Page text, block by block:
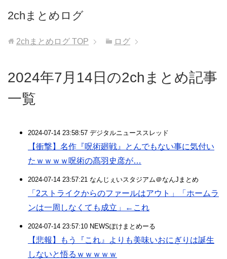
2chまとめログ
2chまとめログ TOP ログ
2024年7月14日の2chまとめ記事
一覧
2024-07-14 23:58:57 デジタルニューススレッド
【衝撃】名作『呪術廻戦』とんでもない事に気付い
たｗｗｗｗ呪術の髙羽史彦が…
2024-07-14 23:57:21 なんじぇいスタジアム＠なんJまとめ
「2ストライクからのファールはアウト」「ホームラ
ンは一周しなくても成立」←これ
2024-07-14 23:57:10 NEWSぽけまとめーる
【悲報】もう『これ』よりも美味いおにぎりは誕生
しないと悟るｗｗｗｗｗ